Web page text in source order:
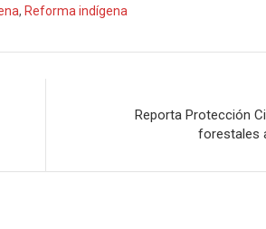
, Reforma indígena
Reporta Protección
forestales